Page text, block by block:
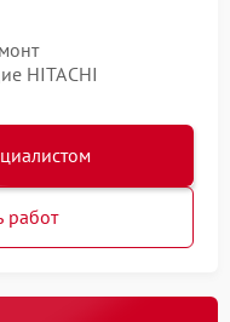
HITACHI
работ